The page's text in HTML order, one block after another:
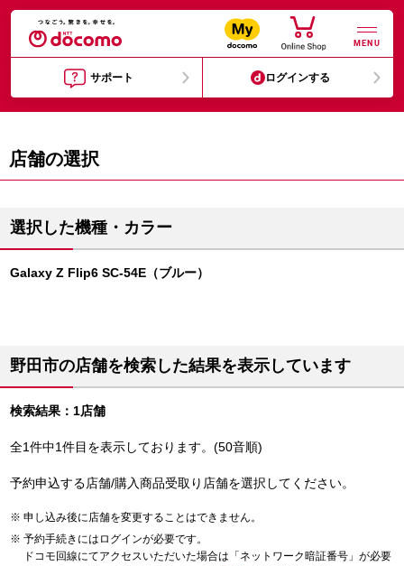
MENU
サポート ログインする
店舗の選択
選択した機種・カラー
Galaxy Z Flip6 SC-54E（ブルー）
野田市の店舗を検索した結果を表示しています
検索結果：1店舗
全1件中1件目を表示しております。(50音順)
予約申込する店舗/購入商品受取り店舗を選択してください。
申し込み後に店舗を変更することはできません。
予約手続きにはログインが必要です。
ドコモ回線にてアクセスいただいた場合は「ネットワーク暗証番号」が必要